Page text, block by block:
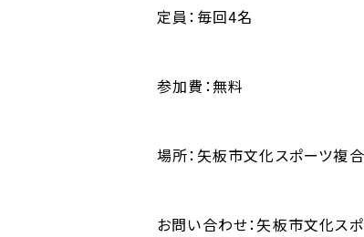
定員：毎回4名
参加費：無料
場所：矢板市文化スポーツ複
お問い合わせ：矢板市文化ス